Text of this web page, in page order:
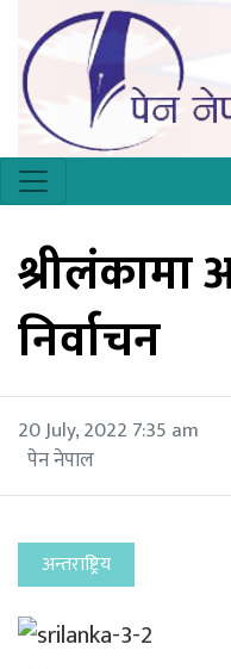
श्रीलंकामा
निर्वाचन
20 July, 2022 7:35 am
पेन नेपाल
अन्तराष्ट्रिय